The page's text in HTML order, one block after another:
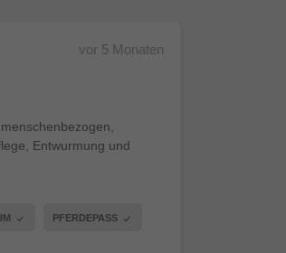
vor 5 Monaten
Entwurmung und
PFERDEPASS